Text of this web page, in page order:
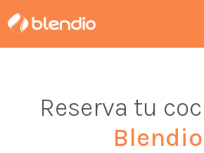
Reserva tu
Blendio